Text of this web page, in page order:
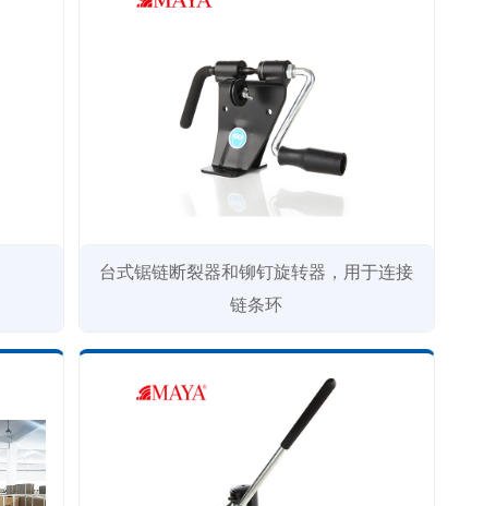
台式锯链断裂器和铆钉旋转器，用于连接
链条环